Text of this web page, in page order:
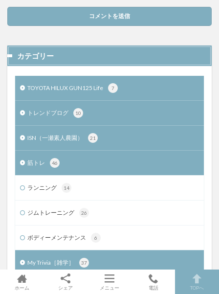
カテゴリー
TOYOTA HILUX GUN125 Life 7
トレンドブログ 10
ISN（一瀬素人農園） 21
筋トレ 46
ランニング 14
ジムトレーニング 26
ボディーメンテナンス 6
My Trivia［雑学］ 37
Amazon 9
ホーム シェア メニュー 電話 TOPへ